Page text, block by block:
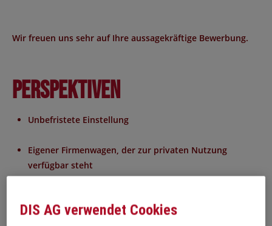
Wir freuen uns sehr auf Ihre aussagekräftige Bewerbung.
Perspektiven
Unbefristete Einstellung
Eigener Firmenwagen, der zur privaten Nutzung
verfügbar steht
DIS AG verwendet Cookies